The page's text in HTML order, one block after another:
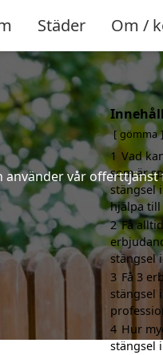
Städer Om /
vår
gömma
1 Vad
som är
stängsel
hjälpa till
2 Få
stängsel
3 Få 3
stängsel
4 Hur
stängsel